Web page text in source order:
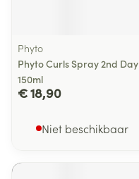
Phyto
Phyto Curls Spray 2nd Day
150ml
€ 18,90
Niet beschikbaar